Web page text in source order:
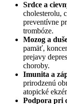
Srdce a
cholesterolu,
preventívne
trombóze.
Mozog a
pamäť,
prejavy
choroby.
Imunita a
prirodzenú
atopické
Podpora pri